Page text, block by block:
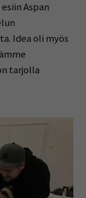
Aspan
Idea oli myös
tarjolla